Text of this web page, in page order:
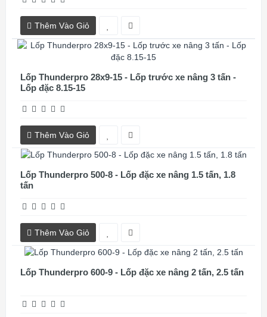
Thêm Vào Giỏ
Lốp Thunderpro 28x9-15 - Lốp trước xe nâng 3 tấn -
Lốp đặc 8.15-15
Thêm Vào Giỏ
Lốp Thunderpro 500-8 - Lốp đặc xe nâng 1.5 tấn, 1.8
tấn
Thêm Vào Giỏ
Lốp Thunderpro 600-9 - Lốp đặc xe nâng 2 tấn, 2.5 tấn